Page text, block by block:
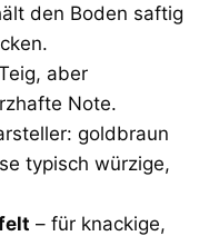
den Boden saftig
aber
Note.
goldbraun
typisch würzige,
– für knackige,